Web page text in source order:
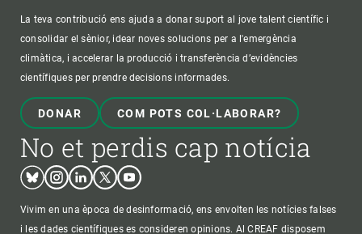
La teva contribució ens ajuda a donar suport al jove talent científic i
consolidar el sènior, idear noves solucions per a l'emergència
climàtica, i accelerar la producció i transferència d’evidències
científiques per prendre decisions informades.
DONAR COM POTS COL·LABORAR?
No et perdis cap notícia
BlueskyInstagram
LinkedinTwitterYoutube
Vivim en una època de desinformació, ens envolten les notícies falses
i les dades científiques es consideren opinions. Al CREAF disposem